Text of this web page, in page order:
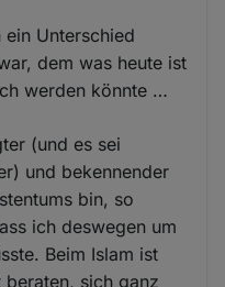
Unterschied
dem was heute ist
werden könnte …
(und es sei
und bekennender
bin, so
ich deswegen um
Beim Islam ist
sich ganz